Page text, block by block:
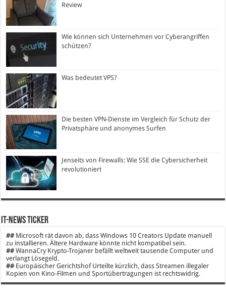
Review
Wie können sich Unternehmen vor Cyberangriffen
schützen?
Was bedeutet VPS?
Die besten VPN-Dienste im Vergleich für Schutz der
Privatsphäre und anonymes Surfen
Jenseits von Firewalls: Wie SSE die Cybersicherheit
revolutioniert
IT-News Ticker
## Microsoft rät davon ab, dass Windows 10 Creators Update manuell
zu installieren. Ältere Hardware könnte nicht kompatibel sein.
## WannaCry Krypto-Trojaner befällt weltweit tausende Computer und
verlangt Lösegeld.
## Europäischer Gerichtshof Urteilte kürzlich, dass Streamen illegaler
Kopien von Kino-Filmen und Sportübertragungen ist rechtswidrig.